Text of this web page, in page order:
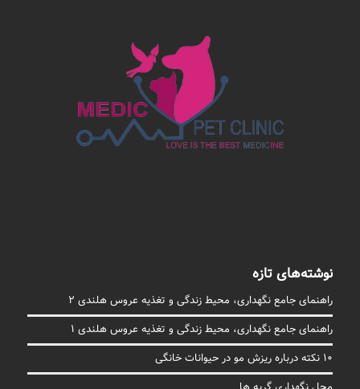
نوشته‌های تازه
راهنمای جامع نگهداری، محیط زندگی و تغذیه عروس هلندی 2
راهنمای جامع نگهداری، محیط زندگی و تغذیه عروس هلندی 1
10 نکته درباره ریزش مو در حیوانات خانگی